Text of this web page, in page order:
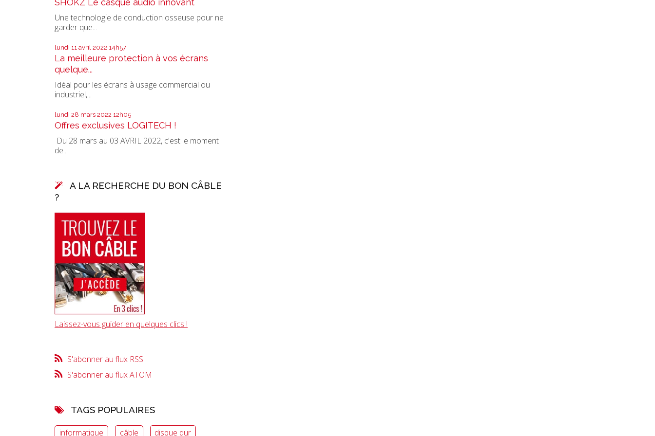
Une technologie de conduction osseuse pour ne
garder que...
lundi 11 avril 2022 14h57
La meilleure protection à vos écrans
quelque...
Idéal pour les écrans à usage commercial ou
industriel,...
lundi 28 mars 2022 12h05
Offres exclusives LOGITECH !
Du 28 mars au 03 AVRIL 2022, c'est le moment
de...
A LA RECHERCHE DU BON CÂBLE
?
Laissez-vous guider en quelques clics !
S'abonner au flux RSS
S'abonner au flux ATOM
TAGS POPULAIRES
informatique câble
disque dur